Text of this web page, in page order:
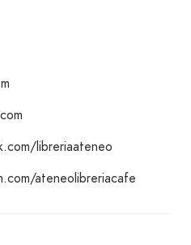
entrando por la
Librería Café y
opciones y
en un ambiente
libreriaateneo
ateneolibreriacafe